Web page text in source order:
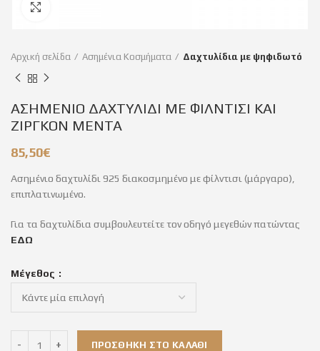
Αρχική σελίδα Ασημένια Κοσμήματα Δαχτυλίδια με ψηφιδωτό
ΑΣΗΜΕΝΙΟ ΔΑΧΤΥΛΙΔΙ ΜΕ ΦΙΛΝΤΙΣΙ ΚΑΙ
ΖΙΡΓΚΟΝ ΜΕΝΤΑ
85,50€
Ασημένιο δαχτυλίδι 925 διακοσμημένο με φίλντισι (μάργαρο),
επιπλατινωμένο.
Για τα δαχτυλίδια συμβουλευτείτε τον οδηγό μεγεθών πατώντας
ΕΔΩ
Μέγεθος
ΠΡΟΣΘΉΚΗ ΣΤΟ ΚΑΛΆΘΙ